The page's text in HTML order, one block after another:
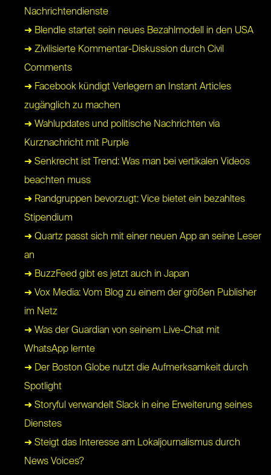
Nachrichtendienste
➜ Blendle startet sein neues Bezahlmodell in den USA
➜ Zivilisierte Kommentar-Diskussion durch Civil
Comments
➜ Facebook kündigt Verlegern an Instant Articles
zugänglich zu machen
➜ Wahlupdates und politische Nachrichten via
Kurznachricht mit Purple
➜ Senkrecht ist Trend: Was man bei vertikalen Videos
beachten muss
➜ Randgruppen bevorzugt: Vice bietet ein bezahltes
Stipendium
➜ Quartz passt sich mit einer neuen App an seine Leser
an
➜ BuzzFeed gibt es jetzt auch in Japan
➜ Vox Media: Vom Blog zu einem der größen Publisher
im Netz
➜ Was der Guardian von seinem Live-Chat mit
WhatsApp lernte
➜ Der Boston Globe nutzt die Aufmerksamkeit durch
Spotlight
➜ Storyful verwandelt Slack in eine Erweiterung seines
Dienstes
➜ Steigt das Interesse am Lokaljournalismus durch
News Voices?